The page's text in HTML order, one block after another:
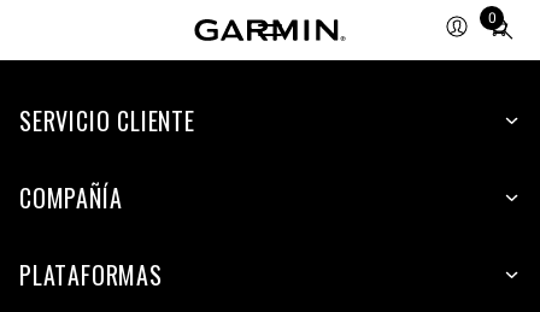
0
Total
items
cart:
SERVICIO CLIENTE
COMPAÑÍA
PLATAFORMAS